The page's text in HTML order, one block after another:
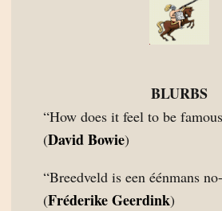
BLURBS
“How does it feel to be
(David Bowie)
“Breedveld is een éénmans
(Fréderike Geerdink)